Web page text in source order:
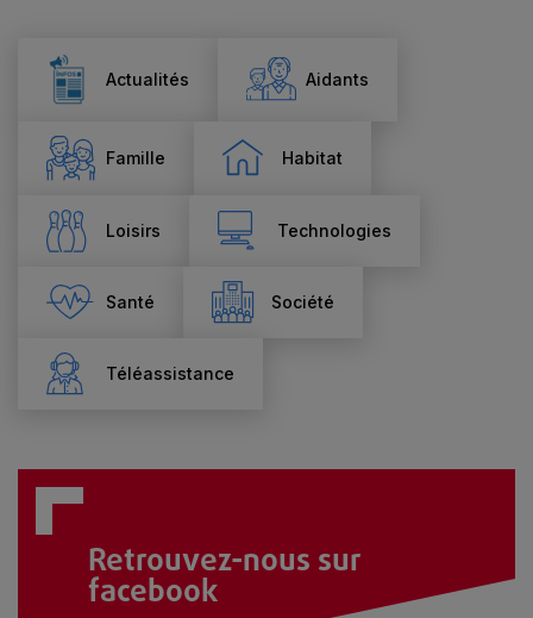
Actualités Aidants
Famille Habitat
Loisirs Technologies
Santé Société
Téléassistance
Retrouvez-nous sur
facebook